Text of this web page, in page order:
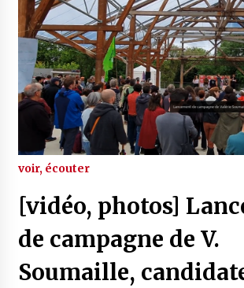
voir, écouter
[vidéo, photos]
de campagne de V.
Soumaille,